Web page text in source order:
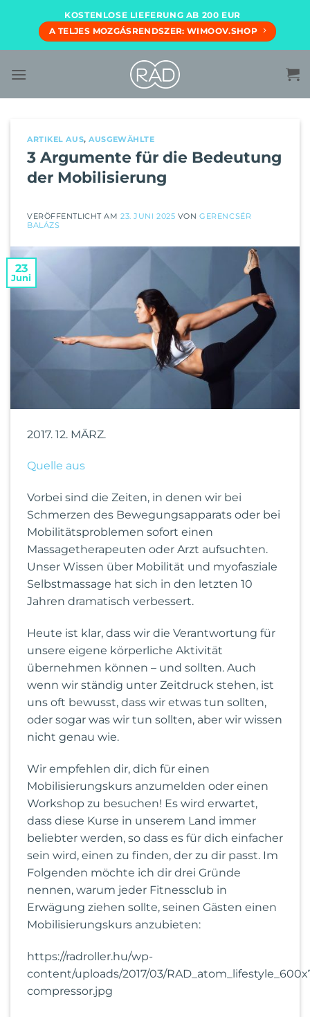
springen
KOSTENLOSE LIEFERUNG AB 200 EUR
A TELJES MOZGÁSRENDSZER: WIMOOV.SHOP
ARTIKEL AUS,AUSGEWÄHLTE
3 Argumente für die Bedeutung
der Mobilisierung
VERÖFFENTLICHT AM23. JUNI 2025 VONGERENCSÉR
BALÁZS
23
Juni
2017. 12. MÄRZ.
Quelle aus
Vorbei sind die Zeiten, in denen wir bei
Schmerzen des Bewegungsapparats oder bei
Mobilitätsproblemen sofort einen
Massagetherapeuten oder Arzt aufsuchten.
Unser Wissen über Mobilität und myofasziale
Selbstmassage hat sich in den letzten 10
Jahren dramatisch verbessert.
Heute ist klar, dass wir die Verantwortung für
unsere eigene körperliche Aktivität
übernehmen können – und sollten. Auch
wenn wir ständig unter Zeitdruck stehen, ist
uns oft bewusst, dass wir etwas tun sollten,
oder sogar was wir tun sollten, aber wir wissen
nicht genau wie.
Wir empfehlen dir, dich für einen
Mobilisierungskurs anzumelden oder einen
Workshop zu besuchen! Es wird erwartet,
dass diese Kurse in unserem Land immer
beliebter werden, so dass es für dich einfacher
sein wird, einen zu finden, der zu dir passt. Im
Folgenden möchte ich dir drei Gründe
nennen, warum jeder Fitnessclub in
Erwägung ziehen sollte, seinen Gästen einen
Mobilisierungskurs anzubieten:
https://radroller.hu/wp-
content/uploads/2017/03/
compressor.jpg